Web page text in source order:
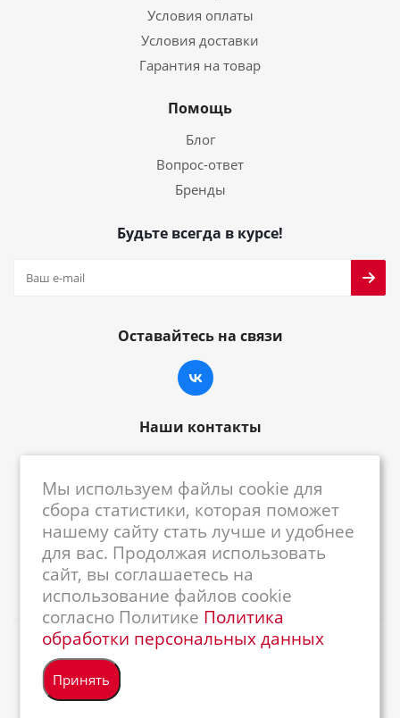
Условия оплаты
Условия доставки
Гарантия на товар
Помощь
Блог
Вопрос-ответ
Бренды
Будьте всегда в курсе!
Оставайтесь на связи
Наши контакты
centrkkm@centrkkm.ru
185005, г. Петрозаводск, ул. Промышленная,
1/26
2026 © Республиканский Центр ККМ
Мы используем файлы cookie для
сбора статистики, которая поможет
нашему сайту стать лучше и удобнее
для вас. Продолжая использовать
сайт, вы соглашаетесь на
использование файлов cookie
согласно Политике Политика
обработки персональных данных
Принять